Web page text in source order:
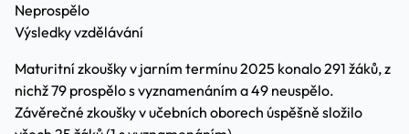
Neprospělo
Výsledky vzdělávání
Maturitní zkoušky v jarním termínu 2025 konalo 291 žáků, z
nichž 79 prospělo s vyznamenáním a 49 neuspělo.
Závěrečné zkoušky v učebních oborech úspěšně složilo